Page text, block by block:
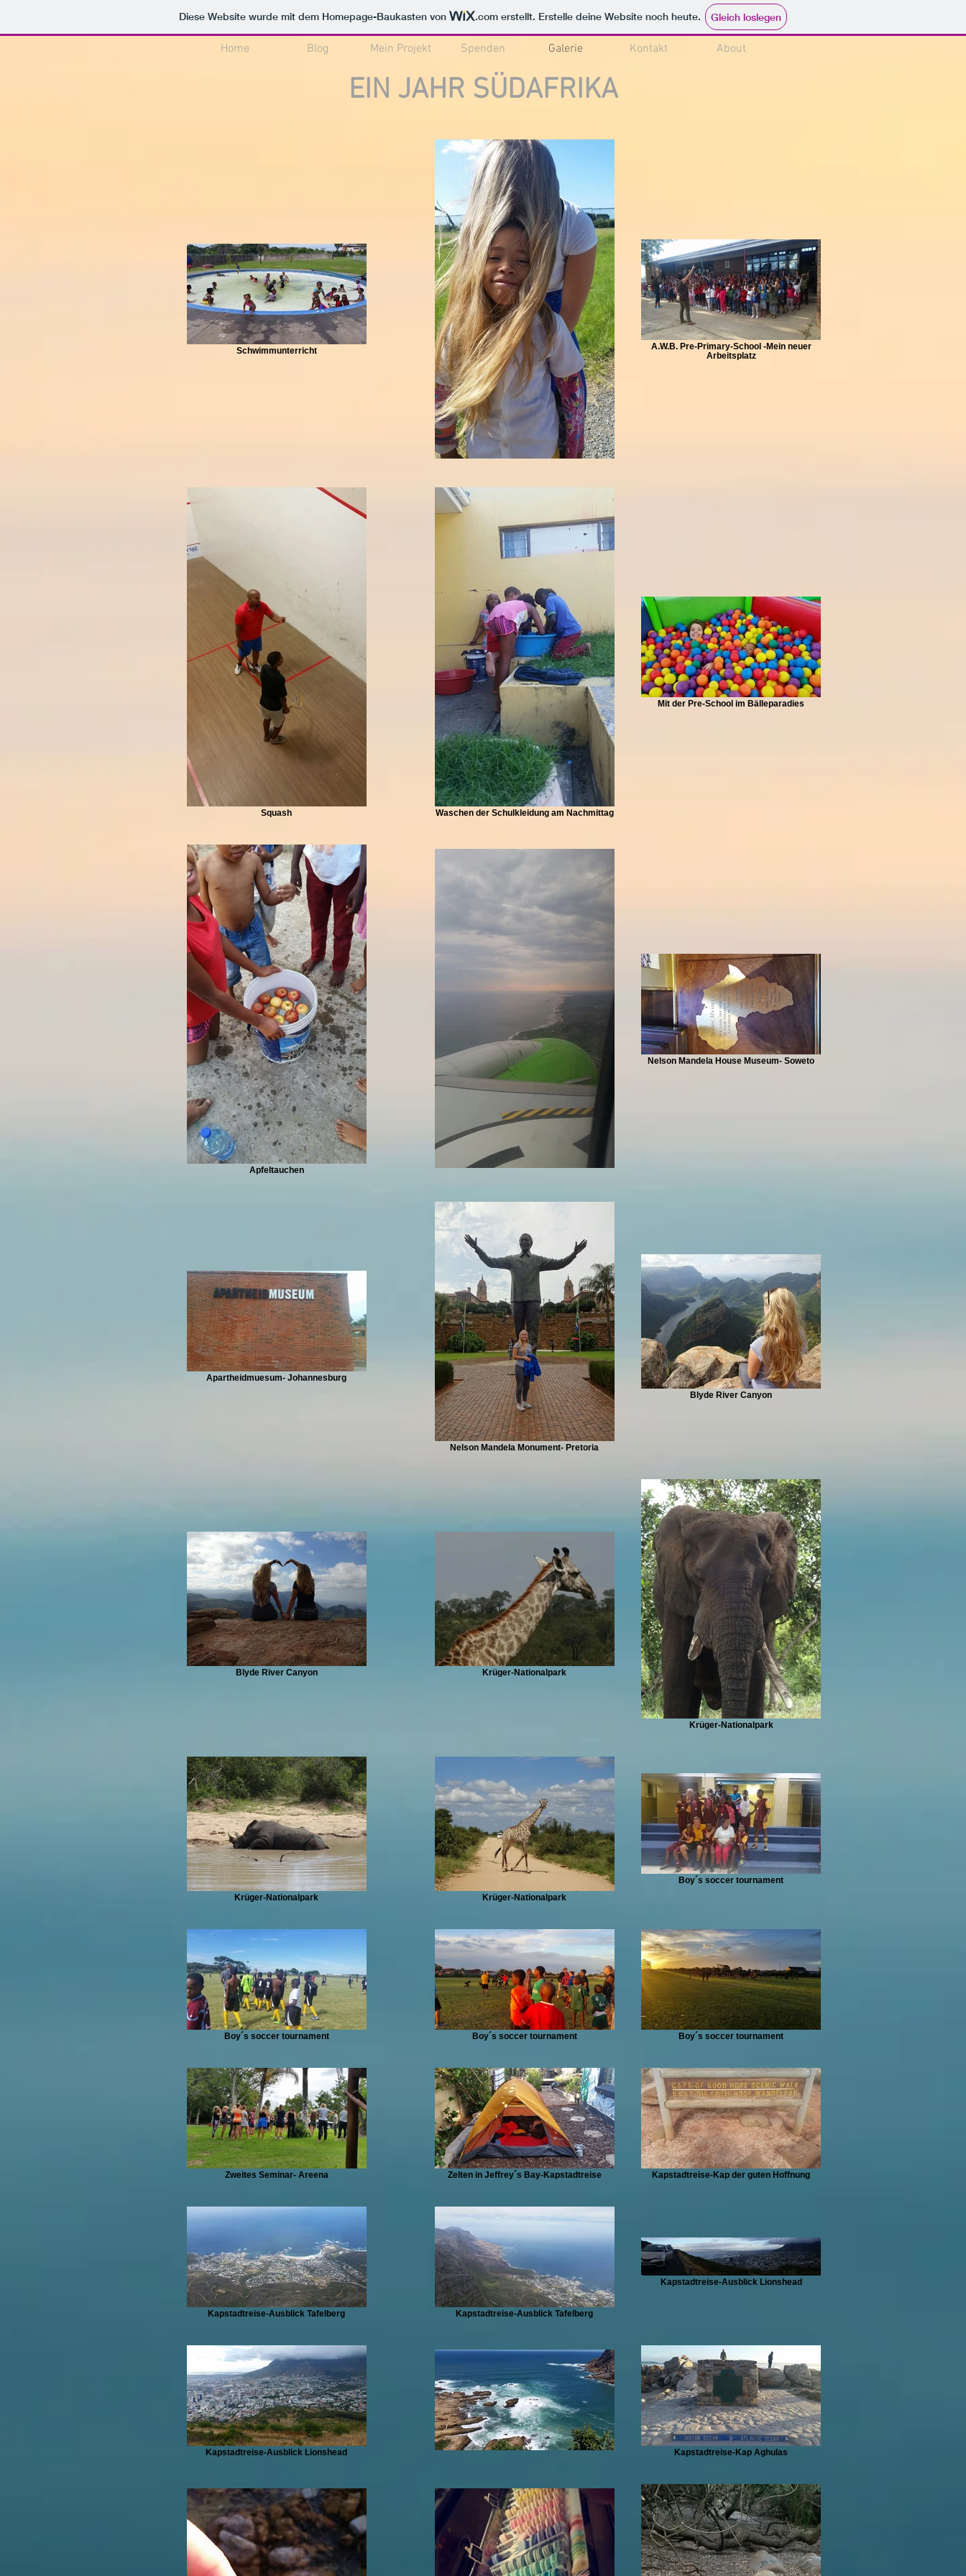
Diese Website wurde mit dem Homepage-Baukasten von .com erstellt. Erstelle deine Website noch heute. Gleich loslegen
Home Blog Mein Projekt Spenden Galerie Kontakt About
EIN JAHR SÜDAFRIKA
Schwimmunterricht
A.W.B. Pre-Primary-School -Mein neuer
Arbeitsplatz
Squash Waschen der Schulkleidung am Nachmittag
Mit der Pre-School im Bälleparadies
Apfeltauchen
Nelson Mandela House Museum- Soweto
Apartheidmuesum- Johannesburg
Nelson Mandela Monument- Pretoria
Blyde River Canyon
Blyde River Canyon Krüger-Nationalpark
Krüger-Nationalpark
Krüger-Nationalpark Krüger-Nationalpark
Boy´s soccer tournament
Boy´s soccer tournament Boy´s soccer tournament Boy´s soccer tournament
Zweites Seminar- Areena Zelten in Jeffrey´s Bay-Kapstadtreise Kapstadtreise-Kap der guten Hoffnung
Kapstadtreise-Ausblick Tafelberg Kapstadtreise-Ausblick Tafelberg
Kapstadtreise-Ausblick Lionshead
Kapstadtreise-Ausblick Lionshead Kapstadtreise-Kap Aghulas